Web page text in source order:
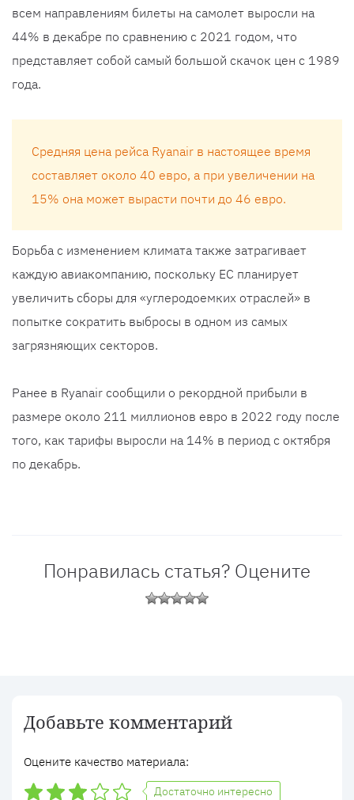
всем направлениям билеты на самолет выросли на
44% в декабре по сравнению с 2021 годом, что
представляет собой самый большой скачок цен с 1989
года.
Средняя цена рейса Ryanair в настоящее время
составляет около 40 евро, а при увеличении на
15% она может вырасти почти до 46 евро.
Борьба с изменением климата также затрагивает
каждую авиакомпанию, поскольку ЕС планирует
увеличить сборы для «углеродоемких отраслей» в
попытке сократить выбросы в одном из самых
загрязняющих секторов.
Ранее в Ryanair сообщили о рекордной прибыли в
размере около 211 миллионов евро в 2022 году после
того, как тарифы выросли на 14% в период с октября
по декабрь.
Понравилась статья? Оцените
Добавьте комментарий
Оцените качество материала:
Достаточно интересно